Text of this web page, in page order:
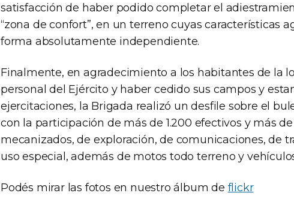
satisfacción de haber podido completar el
“zona de confort”, en un terreno cuyas características
forma absolutamente independiente.
Finalmente, en agradecimiento a los habitantes de la
personal del Ejército y haber cedido sus campos y
ejercitaciones, la Brigada realizó un desfile sobre el
con la participación de más de 1.200 efectivos y más
mecanizados, de exploración, de comunicaciones, de
uso especial, además de motos todo terreno y
Podés mirar las fotos en nuestro álbum de flickr